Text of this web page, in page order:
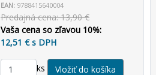
EAN: 9788415640004
Predajná cena: 13,90 €
Vaša cena so zľavou 10%:
12,51 € s DPH
ks